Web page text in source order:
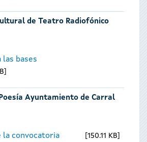
de Teatro Radiofónico
las bases
Ayuntamiento de Carral
la convocatoria 150.11 KB